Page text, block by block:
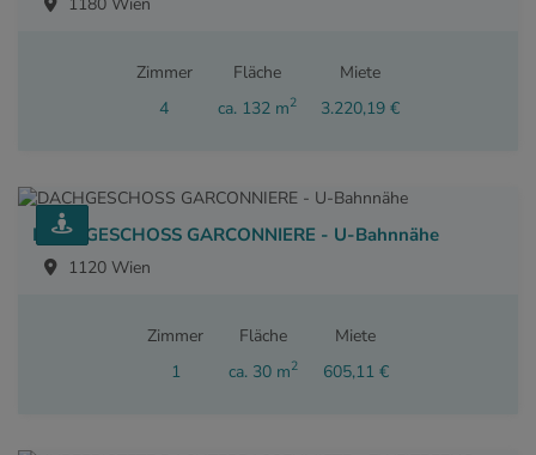
Zimmer
4
Fläche
ca. 132 m2
Miete
3.220,19 €
DACHGESCHOSS GARCONNIERE - U-Bahnnähe
1120 Wien
Zimmer
1
Fläche
ca. 30 m2
Miete
605,11 €